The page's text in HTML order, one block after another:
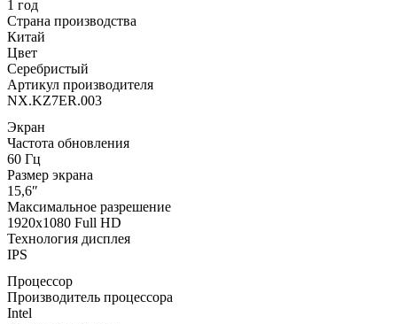
1 год
Страна производства
Китай
Цвет
Серебристый
Артикул производителя
NX.KZ7ER.003
Экран
Частота обновления
60 Гц
Размер экрана
15,6″
Максимальное разрешение
1920x1080 Full HD
Технология дисплея
IPS
Процессор
Производитель процессора
Intel